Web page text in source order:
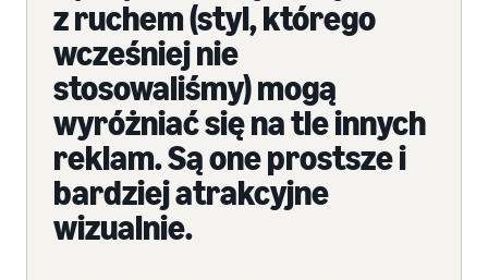
z ruchem (styl, którego
wcześniej nie
stosowaliśmy) mogą
wyróżniać się na tle innych
reklam. Są one prostsze i
bardziej atrakcyjne
wizualnie.